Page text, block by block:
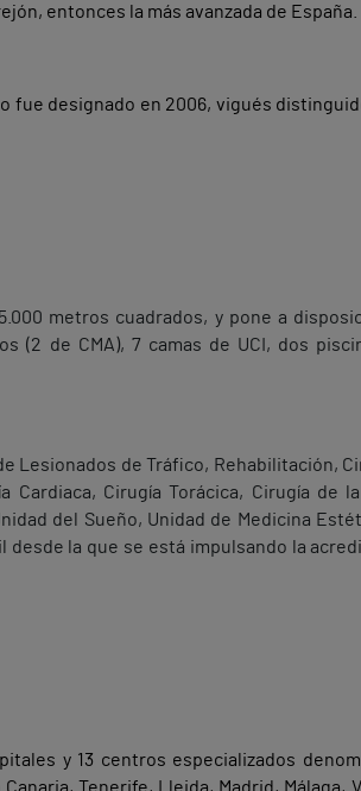
entonces la más avanzada de España.
fue designado en 2006, vigués
metros cuadrados, y pone a
(2 de CMA), 7 camas de UCI, dos
Lesionados de Tráfico, Rehabilitación,
Cardiaca, Cirugía Torácica, Cirugía de
del Sueño, Unidad de Medicina
la que se está impulsando la
y 13 centros especializados